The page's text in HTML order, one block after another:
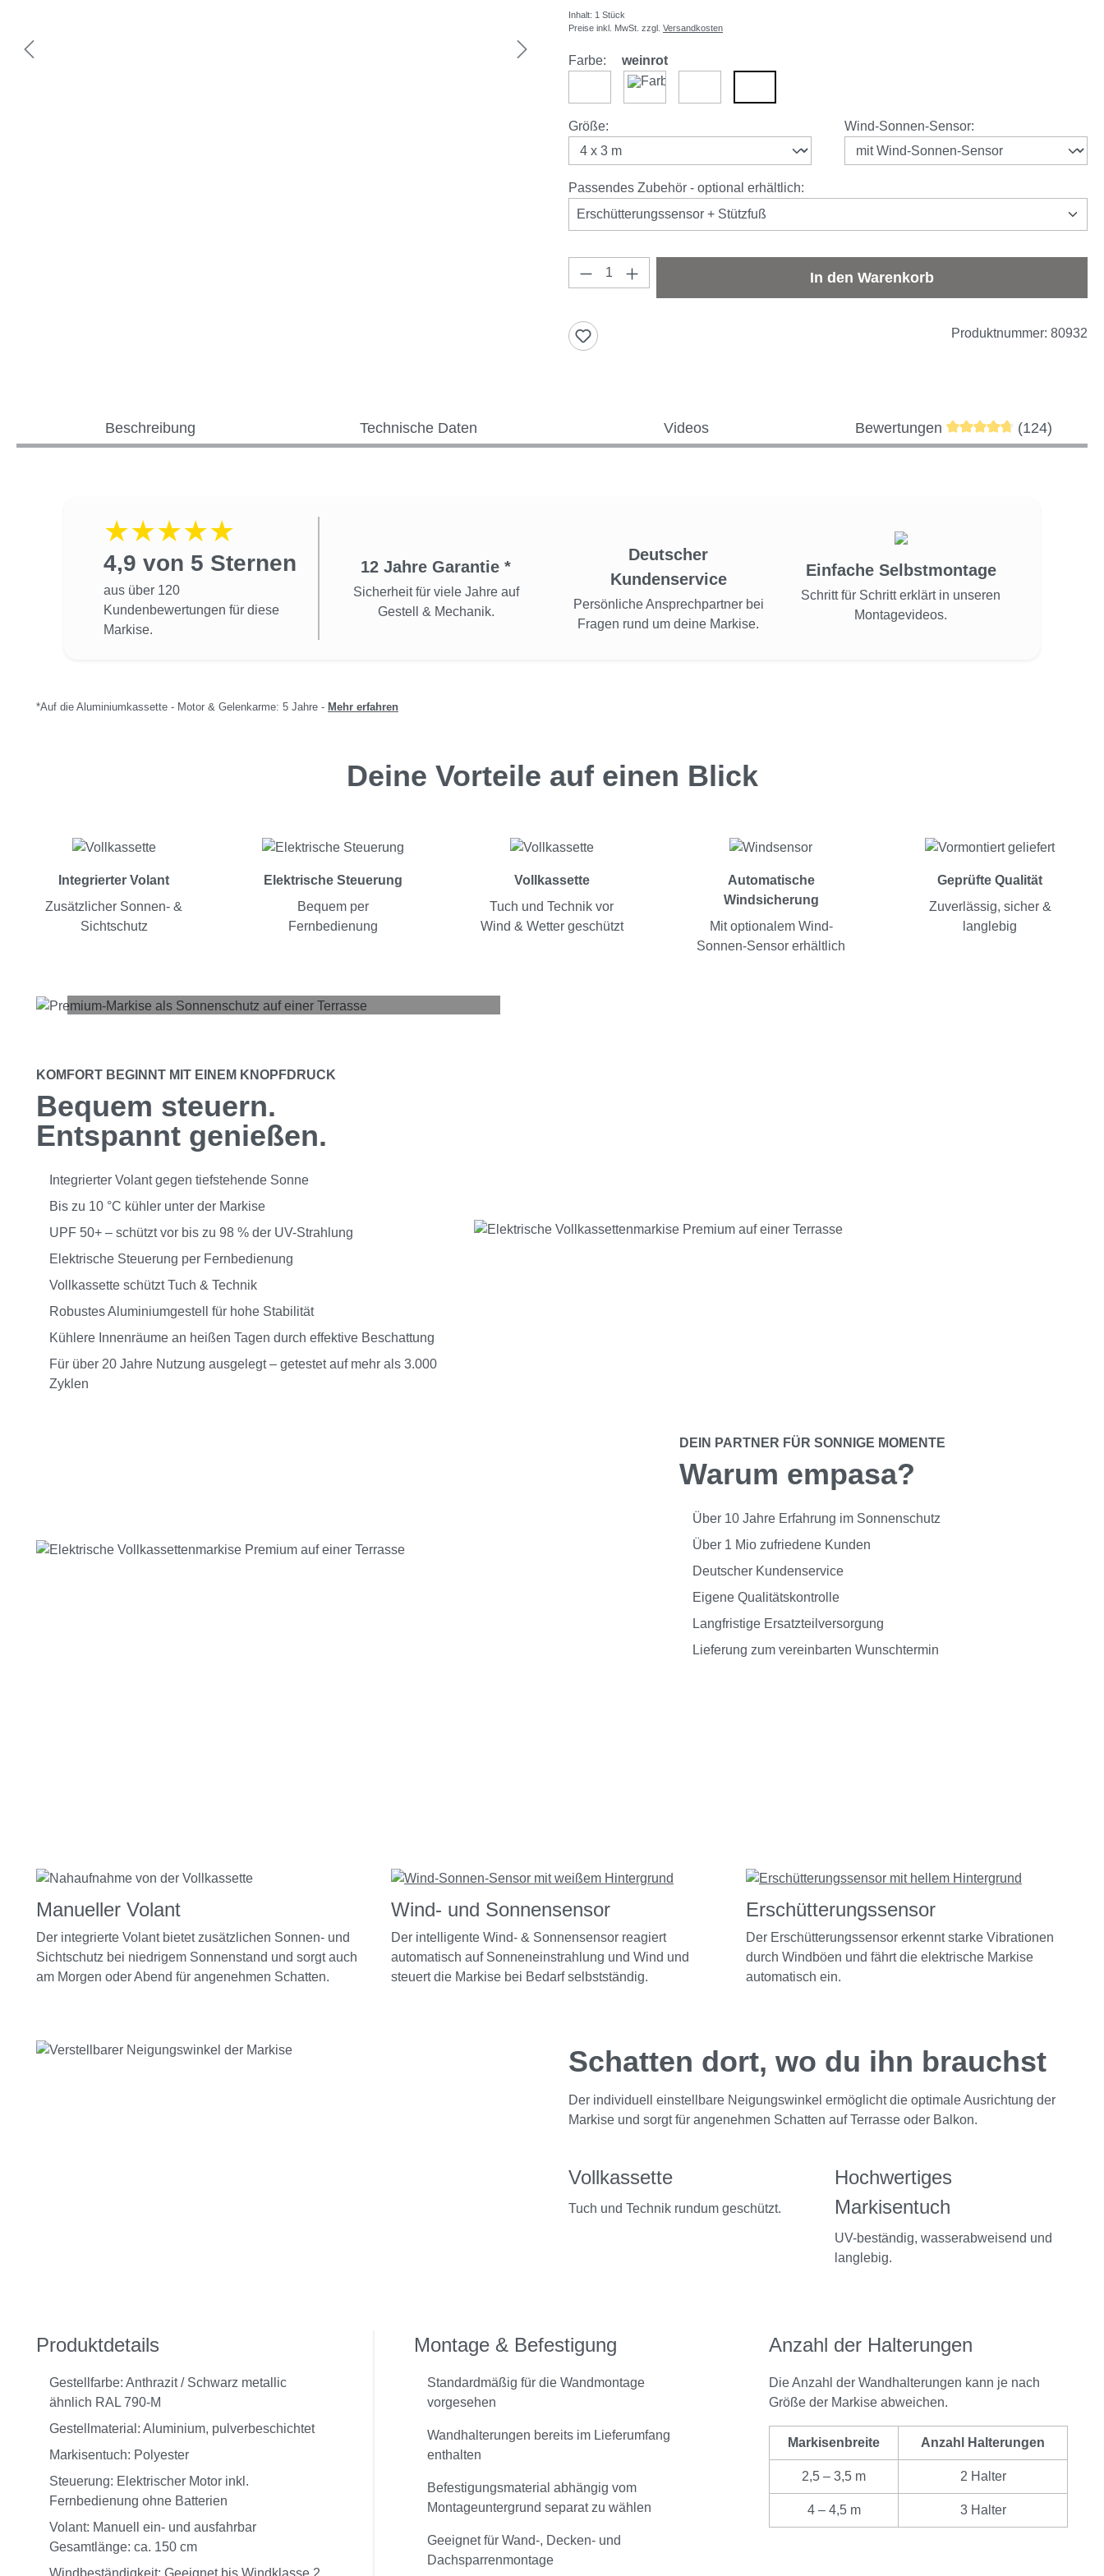
Inhalt: 1 Stück
Preise inkl. MwSt. zzgl. Versandkosten
Farbe: weinrot
hellgrau
Größeauswählen
: Wind-Sonnen-Sensorauswählen
:
Passendes Zubehör - optional erhältlich:
Erschütterungssensor + Stützfuß
Produkt Anzahl: Gib den gewünschten Wert ein oder
In den Warenkorb
Produktnummer: 80932
Beschreibung Technische Daten Videos Bewertungen Durchschnittliche
(124)
★★★★★
4,9 von 5 Sternen
aus über 120
Kundenbewertungen für diese
Markise.
12 Jahre Garantie *
Sicherheit für viele Jahre auf
Gestell & Mechanik.
Deutscher
Kundenservice
Persönliche Ansprechpartner bei
Fragen rund um deine Markise.
Einfache Selbstmontage
Schritt für Schritt erklärt in unseren
Montagevideos.
*Auf die Aluminiumkassette - Motor & Gelenkarme: 5 Jahre - Mehr erfahren
Deine Vorteile auf einen Blick
Integrierter Volant
Zusätzlicher Sonnen- &
Sichtschutz
Elektrische Steuerung
Bequem per
Fernbedienung
Vollkassette
Tuch und Technik vor
Wind & Wetter geschützt
Automatische
Windsicherung
Mit optionalem Wind-
Sonnen-Sensor erhältlich
Geprüfte Qualität
Zuverlässig, sicher &
langlebig
VOLLKASSETTENMARKISE PREMIUM
Und noch längere
Abende.
Elektrischer Sonnenschutz mit integriertem
KOMFORT BEGINNT MIT EINEM KNOPFDRUCK
Bequem steuern.
Entspannt genießen.
Integrierter Volant gegen tiefstehende Sonne
Bis zu 10 °C kühler unter der Markise
UPF 50+ – schützt vor bis zu 98 % der UV-Strahlung
Elektrische Steuerung per Fernbedienung
Vollkassette schützt Tuch & Technik
Robustes Aluminiumgestell für hohe Stabilität
Kühlere Innenräume an heißen Tagen durch effektive Beschattung
Für über 20 Jahre Nutzung ausgelegt – getestet auf mehr als 3.000
Zyklen
DEIN PARTNER FÜR SONNIGE MOMENTE
Warum empasa?
Über 10 Jahre Erfahrung im Sonnenschutz
Über 1 Mio zufriedene Kunden
Deutscher Kundenservice
Eigene Qualitätskontrolle
Langfristige Ersatzteilversorgung
Lieferung zum vereinbarten Wunschtermin
Manueller Volant
Der integrierte Volant bietet zusätzlichen Sonnen- und
Sichtschutz bei niedrigem Sonnenstand und sorgt auch
am Morgen oder Abend für angenehmen Schatten.
Wind- und Sonnensensor
Der intelligente Wind- & Sonnensensor reagiert
automatisch auf Sonneneinstrahlung und Wind und
steuert die Markise bei Bedarf selbstständig.
Erschütterungssensor
Der Erschütterungssensor erkennt starke Vibrationen
durch Windböen und fährt die elektrische Markise
automatisch ein.
Schatten dort, wo du ihn brauchst
Der individuell einstellbare Neigungswinkel ermöglicht die optimale Ausrichtung der
Markise und sorgt für angenehmen Schatten auf Terrasse oder Balkon.
Vollkassette
Tuch und Technik rundum geschützt.
Hochwertiges
Markisentuch
UV-beständig, wasserabweisend und
langlebig.
Produktdetails
Gestellfarbe: Anthrazit / Schwarz metallic
ähnlich RAL 790-M
Gestellmaterial: Aluminium, pulverbeschichtet
Markisentuch: Polyester
Steuerung: Elektrischer Motor inkl.
Fernbedienung ohne Batterien
Volant: Manuell ein- und ausfahrbar
Gesamtlänge: ca. 150 cm
Windbeständigkeit: Geeignet bis Windklasse 2
Montage & Befestigung
Standardmäßig für die Wandmontage
vorgesehen
Wandhalterungen bereits im Lieferumfang
enthalten
Befestigungsmaterial abhängig vom
Montageuntergrund separat zu wählen
Geeignet für Wand-, Decken- und
Dachsparrenmontage
Anzahl der Halterungen
Die Anzahl der Wandhalterungen kann je nach
Größe der Markise abweichen.
Markisenbreite Anzahl Halterungen
2,5 – 3,5 m 2 Halter
4 – 4,5 m 3 Halter